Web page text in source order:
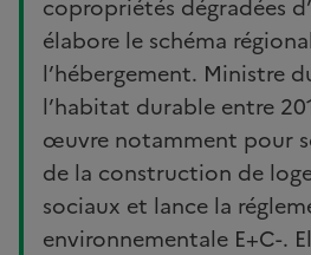
copropriétés dégradées
élabore le schéma
l’hébergement. Ministre
l’habitat durable entre
œuvre notamment pour
de la construction de
sociaux et lance la
environnementale E+C-.